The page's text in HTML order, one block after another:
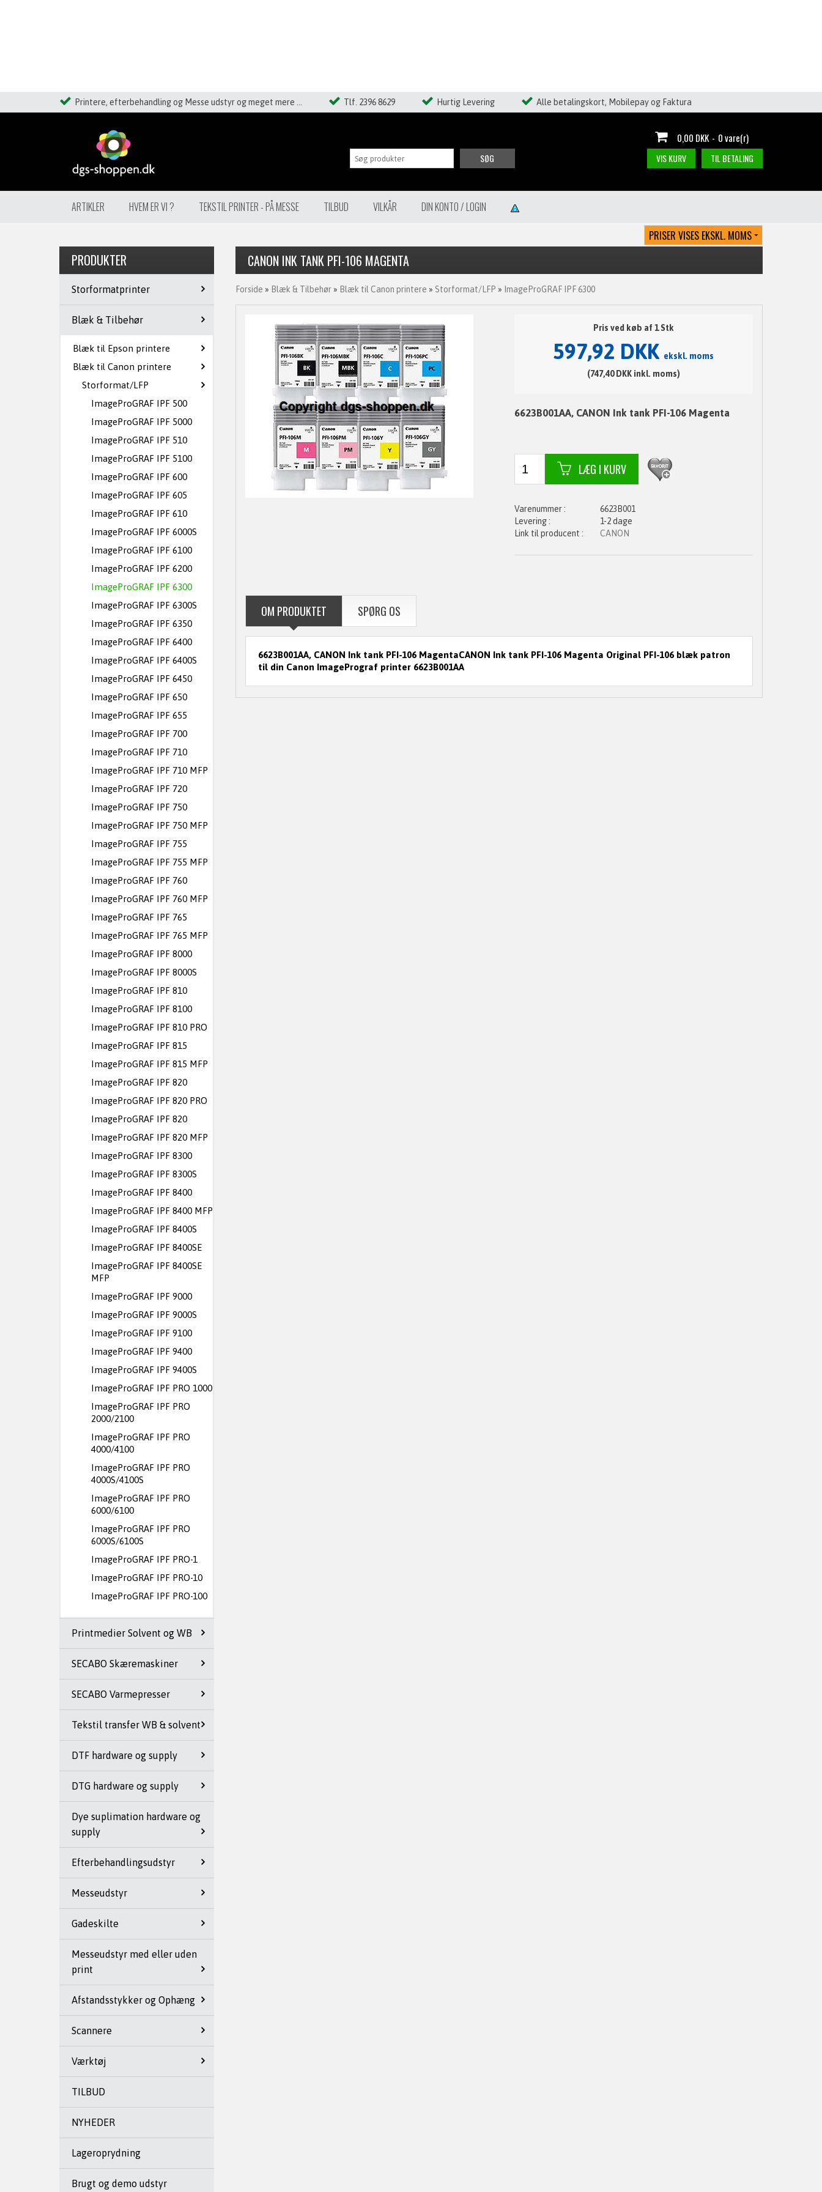
Printere, efterbehandling og Messe udstyr og meget mere ... Tlf. 2396 8629 Hurtig Levering Alle betalingskort, Mobilepay og Faktura
0,00 DKK - 0 vare(r)
VIS KURV TIL BETALING
ARTIKLER HVEM ER VI ? TEKSTIL PRINTER - PÅ MESSE TILBUD VILKÅR DIN KONTO / LOGIN
SØG
PRODUKTER
Storformatprinter
Blæk & Tilbehør
Blæk til Epson printere
Blæk til Canon printere
Storformat/LFP
ImageProGRAF IPF 500
ImageProGRAF IPF 5000
ImageProGRAF IPF 510
ImageProGRAF IPF 5100
ImageProGRAF IPF 600
ImageProGRAF IPF 605
ImageProGRAF IPF 610
ImageProGRAF IPF 6000S
ImageProGRAF IPF 6100
ImageProGRAF IPF 6200
ImageProGRAF IPF 6300
ImageProGRAF IPF 6300S
ImageProGRAF IPF 6350
ImageProGRAF IPF 6400
ImageProGRAF IPF 6400S
ImageProGRAF IPF 6450
ImageProGRAF IPF 650
ImageProGRAF IPF 655
ImageProGRAF IPF 700
ImageProGRAF IPF 710
ImageProGRAF IPF 710 MFP
ImageProGRAF IPF 720
ImageProGRAF IPF 750
ImageProGRAF IPF 750 MFP
ImageProGRAF IPF 755
ImageProGRAF IPF 755 MFP
ImageProGRAF IPF 760
ImageProGRAF IPF 760 MFP
ImageProGRAF IPF 765
ImageProGRAF IPF 765 MFP
ImageProGRAF IPF 8000
ImageProGRAF IPF 8000S
ImageProGRAF IPF 810
ImageProGRAF IPF 8100
ImageProGRAF IPF 810 PRO
ImageProGRAF IPF 815
ImageProGRAF IPF 815 MFP
ImageProGRAF IPF 820
ImageProGRAF IPF 820 PRO
ImageProGRAF IPF 820
ImageProGRAF IPF 820 MFP
ImageProGRAF IPF 8300
ImageProGRAF IPF 8300S
ImageProGRAF IPF 8400
ImageProGRAF IPF 8400 MFP
ImageProGRAF IPF 8400S
ImageProGRAF IPF 8400SE
ImageProGRAF IPF 8400SE
MFP
ImageProGRAF IPF 9000
ImageProGRAF IPF 9000S
ImageProGRAF IPF 9100
ImageProGRAF IPF 9400
ImageProGRAF IPF 9400S
ImageProGRAF IPF PRO 1000
ImageProGRAF IPF PRO
2000/2100
ImageProGRAF IPF PRO
4000/4100
ImageProGRAF IPF PRO
4000S/4100S
ImageProGRAF IPF PRO
6000/6100
ImageProGRAF IPF PRO
6000S/6100S
ImageProGRAF IPF PRO-1
ImageProGRAF IPF PRO-10
ImageProGRAF IPF PRO-100
Printmedier Solvent og WB
SECABO Skæremaskiner
SECABO Varmepresser
Tekstil transfer WB & solvent
DTF hardware og supply
DTG hardware og supply
Dye suplimation hardware og
supply
Efterbehandlingsudstyr
Messeudstyr
Gadeskilte
Messeudstyr med eller uden
print
Afstandsstykker og Ophæng
Scannere
Værktøj
TILBUD
NYHEDER
Lageroprydning
Brugt og demo udstyr
CANON INK TANK PFI-106 MAGENTA
Forside » Blæk & Tilbehør » Blæk til Canon printere » Storformat/LFP » ImageProGRAF IPF 6300
Pris ved køb af 1 Stk
597,92 DKK ekskl. moms
(747,40 DKK inkl. moms)
6623B001AA, CANON Ink tank PFI-106 Magenta
6623B001
1-2 dage
CANON
OM PRODUKTET SPØRG OS
6623B001AA, CANON Ink tank PFI-106 MagentaCANON Ink tank PFI-106 Magenta Original PFI-106 blæk patron
til din Canon ImagePrograf printer 6623B001AA